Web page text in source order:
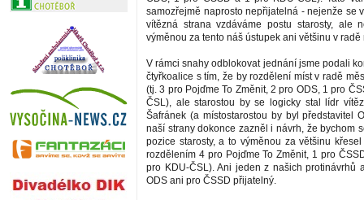
samozřejmě naprosto nepřijatelná - nejenže se
vítězná strana vzdáváme postu starosty, ale
výměnou za tento náš ústupek ani většinu v radě
V rámci snahy odblokovat jednání jsme podali
čtyřkoalice s tím, že by rozdělení míst v radě
(tj. 3 pro Pojďme To Změnit, 2 pro ODS, 1 pro
ČSL), ale starostou by se logicky stal lídr
Šafránek (a místostarostou by byl představitel
naší strany dokonce zazněl i návrh, že bychom
pozice starosty, a to výměnou za většinu
rozdělením 4 pro Pojďme To Změnit, 1 pro
pro KDU-ČSL). Ani jeden z našich protinávrhů
ODS ani pro ČSSD přijatelný.